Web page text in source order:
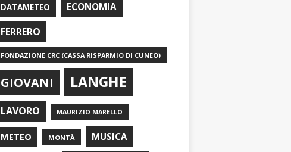
DATAMETEO ECONOMIA
FERRERO
FONDAZIONE CRC (CASSA RISPARMIO DI CUNEO)
GIOVANI LANGHE
LAVORO MAURIZIO MARELLO
METEO MONTÀ MUSICA